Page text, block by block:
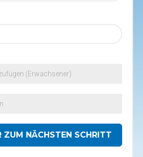
(Erwachsener)
ZUM NÄCHSTEN SCHRITT